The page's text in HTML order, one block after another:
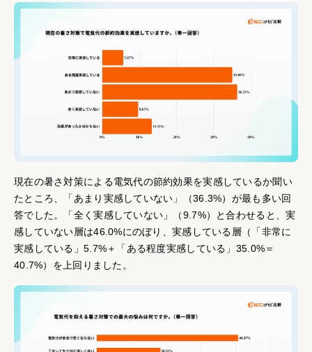
現在の暑さ対策による電気代の節約効果を実感しているか聞い
たところ、「あまり実感していない」（36.3%）が最も多い回
答でした。「全く実感していない」（9.7%）と合わせると、実
感していない層は46.0%にのぼり、実感している層（「非常に
実感している」5.7%＋「ある程度実感している」35.0%＝
40.7%）を上回りました。